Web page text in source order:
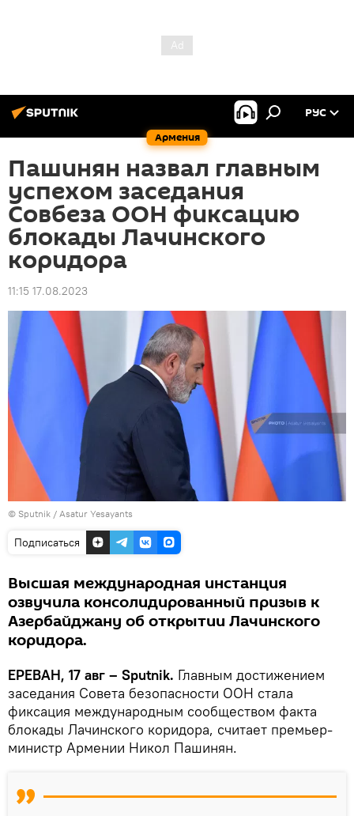
Армения
РУС
Пашинян назвал главным
успехом заседания
Совбеза ООН фиксацию
блокады Лачинского
коридора
11:15 17.08.2023
© Sputnik / Asatur Yesayants
Подписаться
Высшая международная инстанция
озвучила консолидированный призыв к
Азербайджану об открытии Лачинского
коридора.
ЕРЕВАН, 17 авг – Sputnik. Главным достижением
заседания Совета безопасности ООН стала
фиксация международным сообществом факта
блокады Лачинского коридора, считает премьер-
министр Армении Никол Пашинян.